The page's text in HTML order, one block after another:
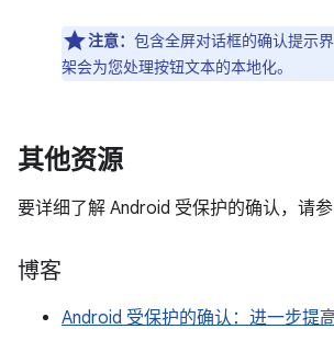
注意： 包含全屏对话框的确认提示
架会为您处理按钮文本的本地化。
其他资源
要详细了解 Android 受保护的确认，请参
博客
Android 受保护的确认：进一步提